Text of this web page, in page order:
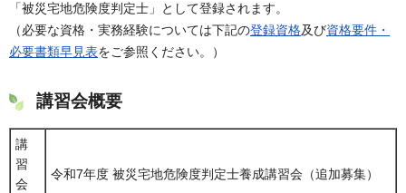
「被災宅地危険度判定士」として登録されます。
（必要な資格・実務経験については下記の登録資格及び資格要件・
必要書類早見表をご参照ください。）
講習会概要
講
習
会
令和7年度 被災宅地危険度判定士養成講習会（追加募集）